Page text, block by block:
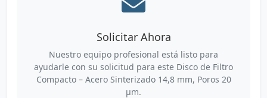
Solicitar Ahora
Nuestro equipo profesional está listo para
ayudarle con su solicitud para este Disco de Filtro
Compacto – Acero Sinterizado 14,8 mm, Poros 20
µm.